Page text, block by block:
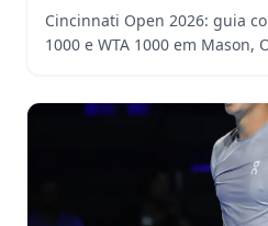
Cincinnati Open 2026: guia
1000 e WTA 1000 em Mason,